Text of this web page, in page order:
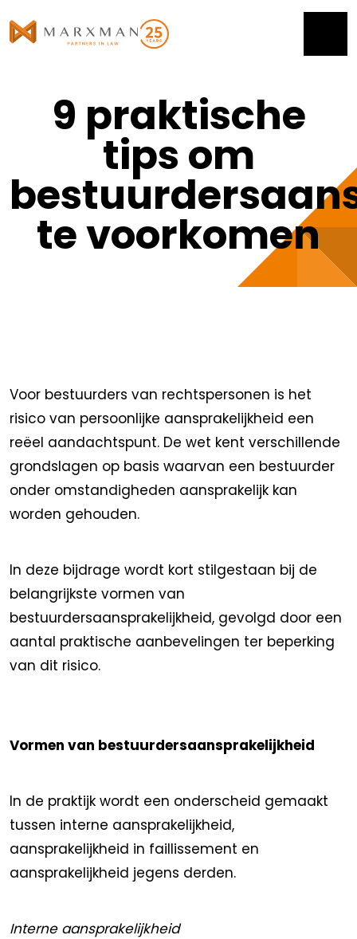
9 praktische
tips om
te voorkomen
Voor bestuurders van rechtspersonen is het
risico van persoonlijke aansprakelijkheid een
reëel aandachtspunt. De wet kent verschillende
grondslagen op basis waarvan een bestuurder
onder omstandigheden aansprakelijk kan
worden gehouden.
In deze bijdrage wordt kort stilgestaan bij de
belangrijkste vormen van
bestuurdersaansprakelijkheid, gevolgd door een
aantal praktische aanbevelingen ter beperking
van dit risico.
Vormen van bestuurdersaansprakelijkheid
In de praktijk wordt een onderscheid gemaakt
tussen interne aansprakelijkheid,
aansprakelijkheid in faillissement en
aansprakelijkheid jegens derden.
Interne aansprakelijkheid